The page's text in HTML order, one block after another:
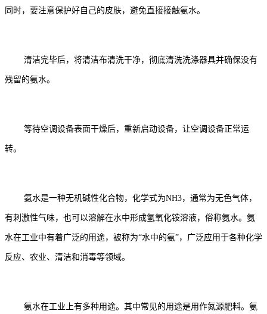
同时，要注意保护好自己的皮肤，避免直接接触氨水。
清洁完毕后，将清洁布清洗干净，彻底清洗洗涤器具并确保没有
残留的氨水。
等待空调设备表面干燥后，重新启动设备，让空调设备正常运
转。
氨水是一种无机碱性化合物，化学式为NH3，通常为无色气体，
有刺激性气味，也可以溶解在水中形成氢氧化铵溶液，俗称氨水。氨
水在工业中有着广泛的用途，被称为“水中的氨”，广泛应用于各种化学
反应、农业、清洁和消毒等领域。
氨水在工业上有多种用途。其中常见的用途是用作氮源肥料。氨